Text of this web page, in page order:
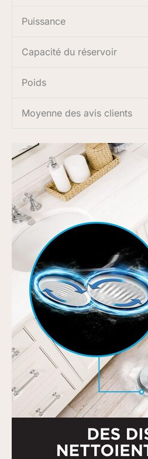
Puissance
Capacité du réservoir
Poids
Moyenne des avis clients